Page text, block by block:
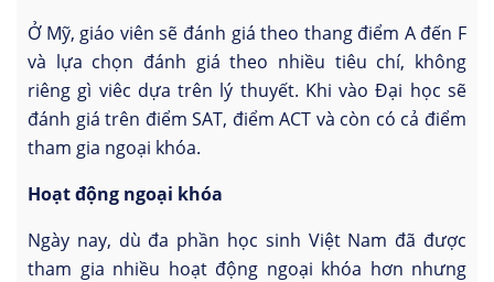
Ở Mỹ, giáo viên sẽ đánh giá theo thang điểm A đến F
và lựa chọn đánh giá theo nhiều tiêu chí, không
riêng gì viêc dựa trên lý thuyết. Khi vào Đại học sẽ
đánh giá trên điểm SAT, điểm ACT và còn có cả điểm
tham gia ngoại khóa.
Hoạt động ngoại khóa
Ngày nay, dù đa phần học sinh Việt Nam đã được
tham gia nhiều hoạt động ngoại khóa hơn nhưng